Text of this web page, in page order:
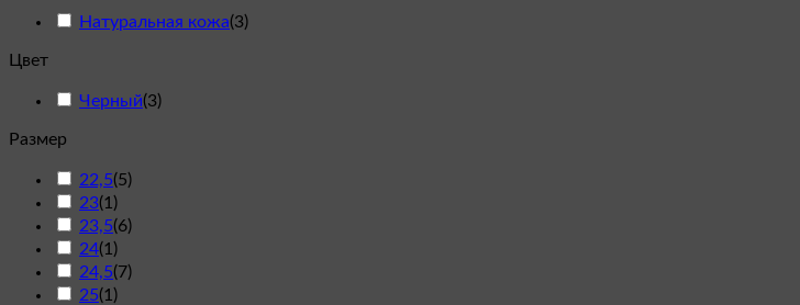
Натуральная кожа(3)
Цвет
Черный(3)
Размер
22,5(5)
23(1 )
23,5(6)
24(1 )
24,5(7)
25(1 )